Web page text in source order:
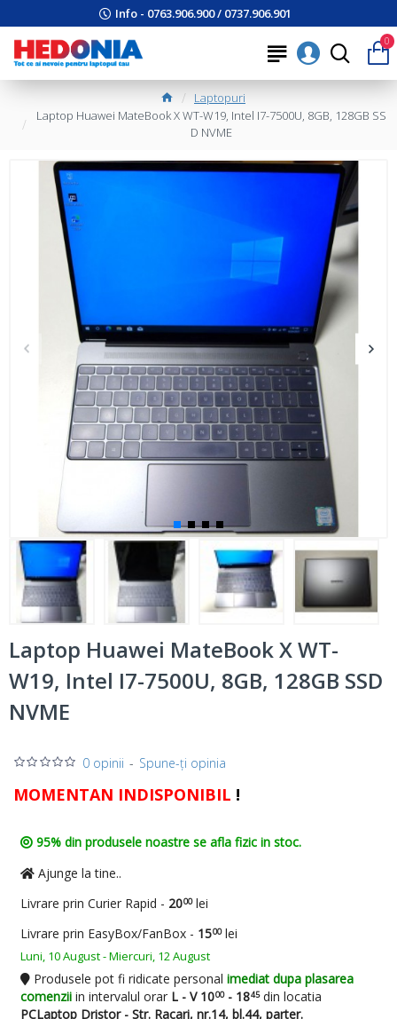
Info - 0763.906.900 / 0737.906.901
0
Laptopuri
Laptop Huawei MateBook X WT-W19, Intel I7-7500U, 8GB, 128GB SS
D NVME
Laptop Huawei MateBook X WT-
W19, Intel I7-7500U, 8GB, 128GB SSD
NVME
MOMENTAN INDISPONIBIL !
0 opinii - Spune-ţi opinia